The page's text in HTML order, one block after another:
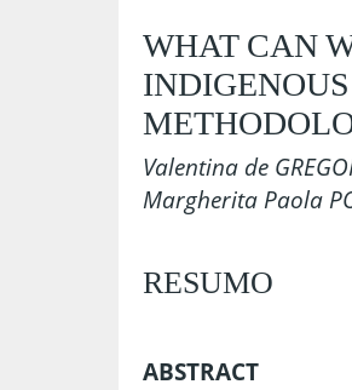
WHAT CAN
Valentina de
Margherita Paola
RESUMO
ABSTRACT